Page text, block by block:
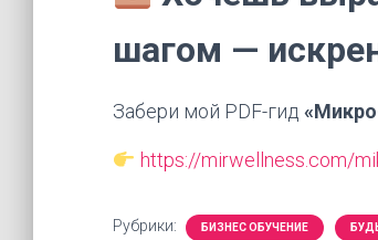
шагом —
Забери мой PDF-гид
https://mirwellness.com/
Рубрики: БИЗНЕС ОБУЧЕНИЕ